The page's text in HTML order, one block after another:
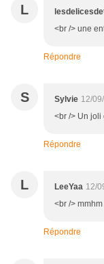
L
<br /> une
Répondre
S Sylvie 12/
<br /> Un joli
Répondre
L LeeYaa 12/
<br />
Répondre